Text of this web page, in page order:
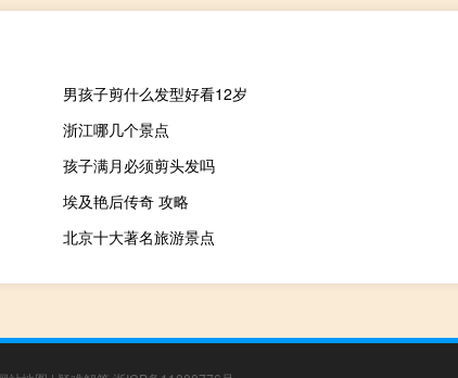
男孩子剪什么发型好看12岁
浙江哪几个景点
孩子满月必须剪头发吗
埃及艳后传奇 攻略
北京十大著名旅游景点